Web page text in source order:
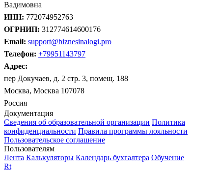
Вадимовна
ИНН: 772074952763
ОГРНИП: 312774614600176
Email: support@biznesinalogi.pro
Телефон: +79951143797
Адрес:
пер Докучаев, д. 2 стр. 3, помещ. 188
Москва, Москва 107078
Россия
Документация
Сведения об образовательной организации Политика
конфиденциальности Правила программы лояльности
Пользовательское соглашение
Пользователям
Лента Калькуляторы Календарь бухгалтера Обучение
Rt